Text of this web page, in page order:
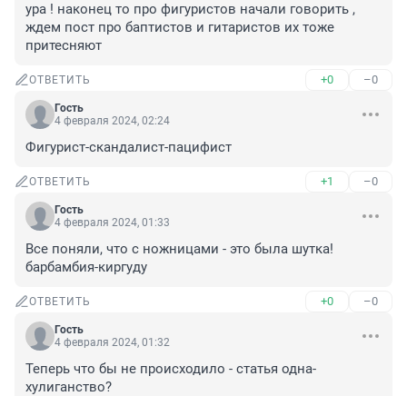
ура ! наконец то про фигуристов начали говорить ,
ждем пост про баптистов и гитаристов их тоже
притесняют
ОТВЕТИТЬ +0 –0
Гость
4 февраля 2024, 02:24
Фигурист-скандалист-пацифист
ОТВЕТИТЬ +1 –0
Гость
4 февраля 2024, 01:33
Все поняли, что с ножницами - это была шутка!
барбамбия-киргуду
ОТВЕТИТЬ +0 –0
Гость
4 февраля 2024, 01:32
Теперь что бы не происходило - статья одна-
хулиганство?